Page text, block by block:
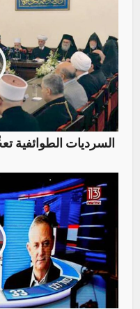
السرديات الطوائفية